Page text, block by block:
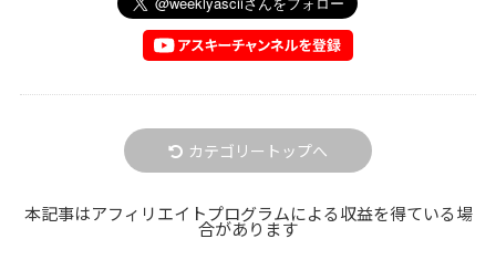
カテゴリートップへ
本記事はアフィリエイトプログラムによる収益を得ている場
合があります